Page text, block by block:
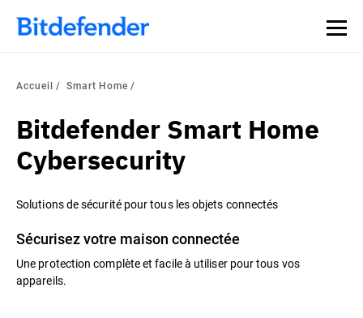
Accueil Smart Home
Bitdefender Smart Home
Cybersecurity
Solutions de sécurité pour tous les objets connectés
Sécurisez votre maison connectée
Une protection complète et facile à utiliser pour tous vos
appareils.